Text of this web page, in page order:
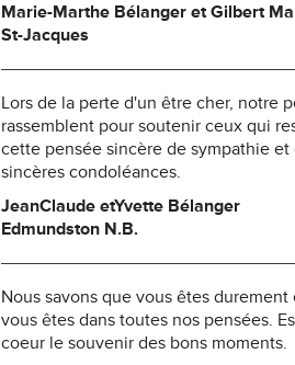
Marie-Marthe Bélanger et Gilbert
St-Jacques
Lors de la perte d'un être cher, notre
rassemblent pour soutenir ceux qui
cette pensée sincère de sympathie
sincères condoléances.
JeanClaude etYvette Bélanger
Edmundston N.B.
Nous savons que vous êtes
vous êtes dans toutes nos pensées.
coeur le souvenir des bons moments.